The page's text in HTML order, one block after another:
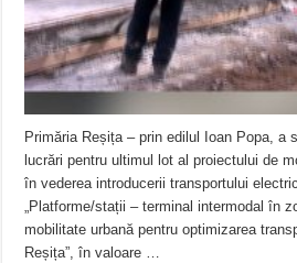
Primăria Reșița – prin edilul Ioan Popa, a
lucrări pentru ultimul lot al proiectului de
în vederea introducerii transportului
„Platforme/stații – terminal intermodal în
mobilitate urbană pentru optimizarea
Reșița”, în valoare …